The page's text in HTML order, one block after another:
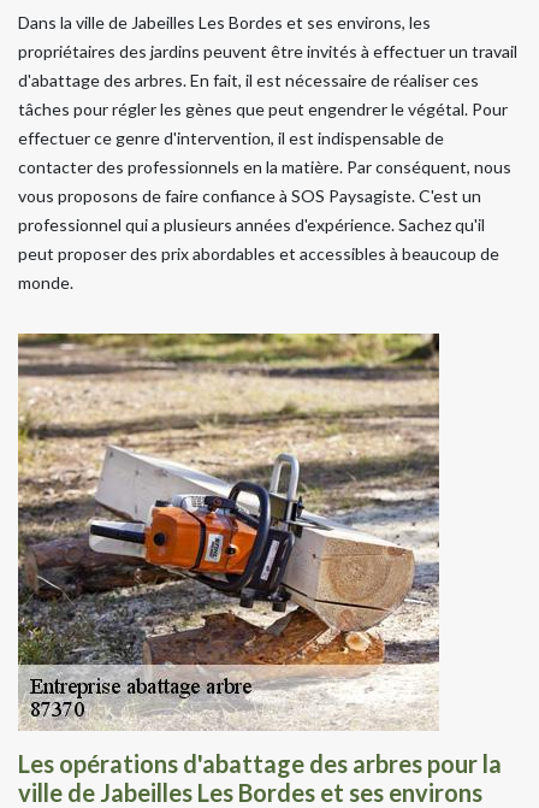
Dans la ville de Jabeilles Les Bordes et ses environs, les
propriétaires des jardins peuvent être invités à effectuer un travail
d'abattage des arbres. En fait, il est nécessaire de réaliser ces
tâches pour régler les gènes que peut engendrer le végétal. Pour
effectuer ce genre d'intervention, il est indispensable de
contacter des professionnels en la matière. Par conséquent, nous
vous proposons de faire confiance à SOS Paysagiste. C'est un
professionnel qui a plusieurs années d'expérience. Sachez qu'il
peut proposer des prix abordables et accessibles à beaucoup de
monde.
Les opérations d'abattage des arbres pour la
ville de Jabeilles Les Bordes et ses environs